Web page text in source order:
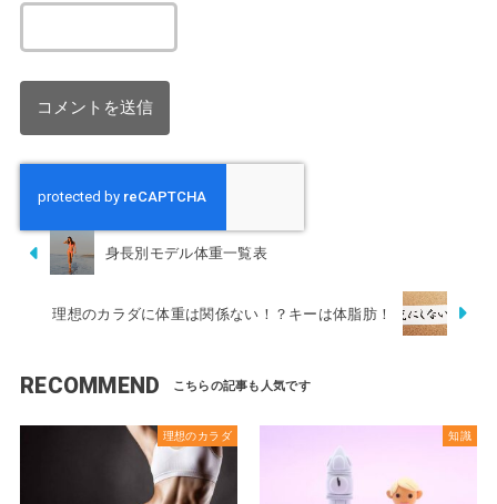
身長別モデル体重一覧表
理想のカラダに体重は関係ない！？キーは体脂肪！
RECOMMEND
理想のカラダ 知識